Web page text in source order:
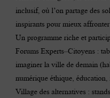
inclusif, où l’on partage des
inspirants pour mieux
Un programme riche et
Forums Experts–Citoyens :
imaginer la ville de demain
numérique éthique,
Village des alternatives :